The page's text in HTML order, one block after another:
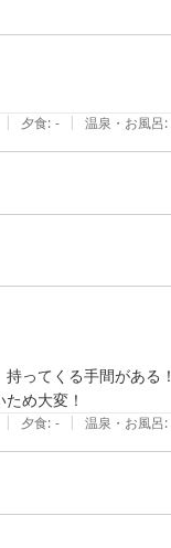
| 夕食: - | 温泉・お風呂:
ってくる手間がある！
め大変！
| 夕食: - | 温泉・お風呂: